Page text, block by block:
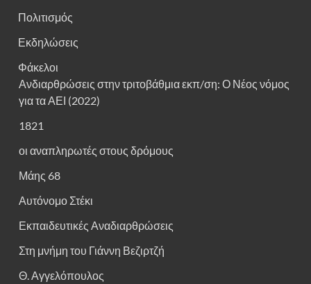
Πολιτισμός
Εκδηλώσεις
Φάκελοι
Ανδιαρθρώσεις στην τριτοβάθμια εκπ/ση: Ο Νέος νόμος
για τα ΑΕΙ (2022)
1821
οι αναπληρωτές στους δρόμους
Μάης 68
Αυτόνομο Στέκι
Εκπαιδευτικές Αναδιαρθρώσεις
Στη μνήμη του Γιάννη Βεζιρτζή
Θ. Αγγελόπουλος